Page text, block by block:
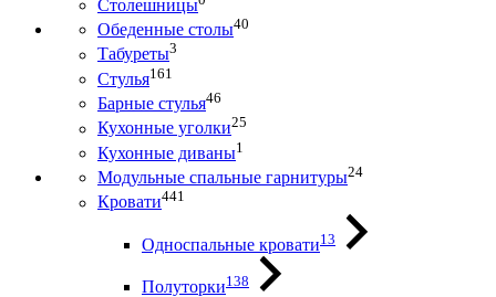
Столешницы
Обеденные столы40
Табуреты3
Стулья161
Барные стулья46
Кухонные уголки25
Кухонные диваны1
Модульные спальные гарнитуры24
Кровати441
Односпальные кровати13
Полуторки138